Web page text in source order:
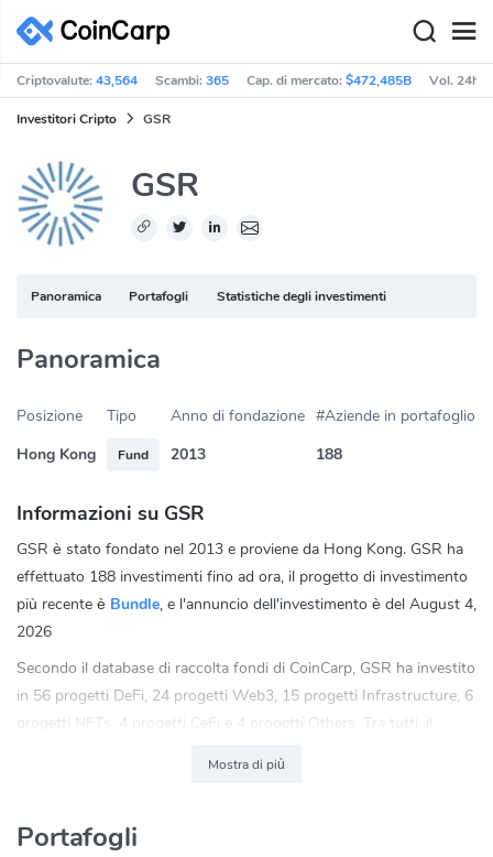
Criptovalute:43,564 Scambi:365 Cap. di mercato:$472,485B Vol. 24h:
Investitori Cripto GSR
GSR
Panoramica Portafogli Statistiche degli investimenti
Panoramica
Posizione
Hong Kong
Tipo
Fund
Anno di fondazione
2013
#Aziende in portafoglio
188
Informazioni su GSR
GSR è stato fondato nel 2013 e proviene da Hong Kong. GSR ha
effettuato 188 investimenti fino ad ora, il progetto di investimento
più recente è Bundle, e l'annuncio dell'investimento è del August 4,
2026
Secondo il database di raccolta fondi di CoinCarp, GSR ha investito
in 56 progetti DeFi, 24 progetti Web3, 15 progetti Infrastructure, 6
progetti NFTs, 4 progetti CeFi e 4 progetti Others. Tra tutti, il
Twitter: https://twitter.com/GSR_io
Mostra di più
Portafogli